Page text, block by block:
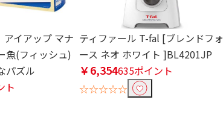
アイアップ マナ
魚(フィッシュ)
パズル
ト
ティファール T-fal [ブレンドフォ
ース ネオ ホワイト ]BL4201JP
￥6,354635ポイント
☆☆☆☆☆